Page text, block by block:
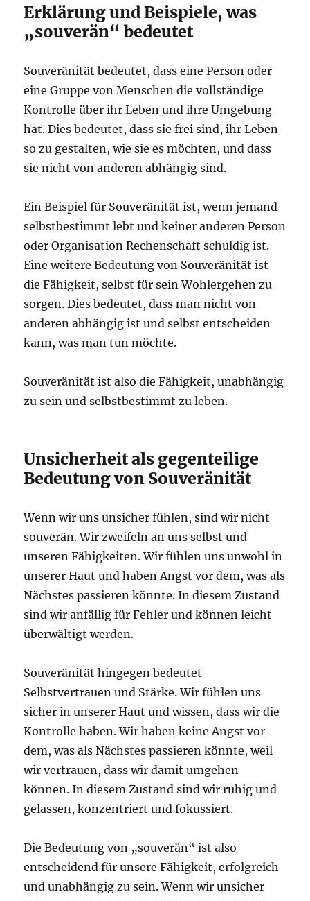
Erklärung und Beispiele, was
„souverän“ bedeutet
Souveränität bedeutet, dass eine Person oder
eine Gruppe von Menschen die vollständige
Kontrolle über ihr Leben und ihre Umgebung
hat. Dies bedeutet, dass sie frei sind, ihr Leben
so zu gestalten, wie sie es möchten, und dass
sie nicht von anderen abhängig sind.
Ein Beispiel für Souveränität ist, wenn jemand
selbstbestimmt lebt und keiner anderen Person
oder Organisation Rechenschaft schuldig ist.
Eine weitere Bedeutung von Souveränität ist
die Fähigkeit, selbst für sein Wohlergehen zu
sorgen. Dies bedeutet, dass man nicht von
anderen abhängig ist und selbst entscheiden
kann, was man tun möchte.
Souveränität ist also die Fähigkeit, unabhängig
zu sein und selbstbestimmt zu leben.
Unsicherheit als gegenteilige
Bedeutung von Souveränität
Wenn wir uns unsicher fühlen, sind wir nicht
souverän. Wir zweifeln an uns selbst und
unseren Fähigkeiten. Wir fühlen uns unwohl in
unserer Haut und haben Angst vor dem, was als
Nächstes passieren könnte. In diesem Zustand
sind wir anfällig für Fehler und können leicht
überwältigt werden.
Souveränität hingegen bedeutet
Selbstvertrauen und Stärke. Wir fühlen uns
sicher in unserer Haut und wissen, dass wir die
Kontrolle haben. Wir haben keine Angst vor
dem, was als Nächstes passieren könnte, weil
wir vertrauen, dass wir damit umgehen
können. In diesem Zustand sind wir ruhig und
gelassen, konzentriert und fokussiert.
Die Bedeutung von „souverän“ ist also
entscheidend für unsere Fähigkeit, erfolgreich
und unabhängig zu sein. Wenn wir unsicher